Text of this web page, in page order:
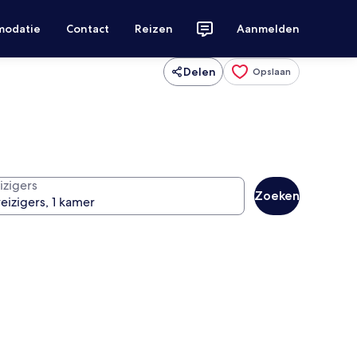
Contact Reizen Aanmelden
Delen Opslaan
Zoeken